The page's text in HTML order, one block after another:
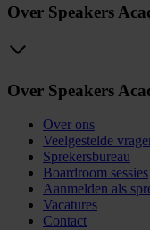
Over Speakers
Over Speakers
Over ons
Veelgestelde
Sprekersbureau
Boardroom sessies
Aanmelden als
Vacatures
Contact